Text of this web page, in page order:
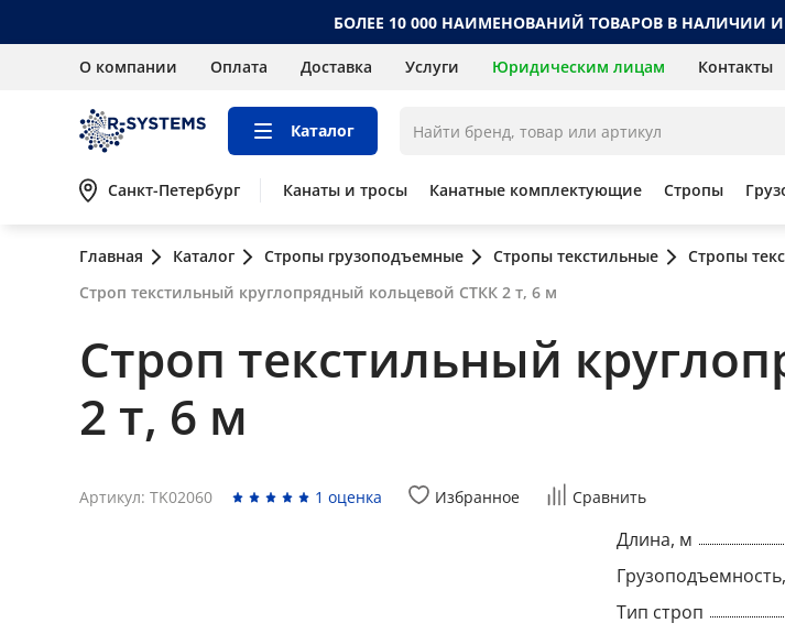
БОЛЕЕ 10 000 НАИМЕНОВАНИЙ ТОВАРОВ В НАЛИЧИИ
О компании Оплата Доставка Услуги Юридическим лицам Контакты
Каталог
Санкт-Петербург Канаты и тросы Канатные комплектующие Стропы
Главная Каталог Стропы грузоподъемные Стропы текстильные
Стропы
Строп текстильный круглопрядный кольцевой СТКК 2 т, 6 м
Строп текстильный
2 т, 6 м
Артикул: TK02060 1 оценка Избранное Сравнить
Длина, м
Тип строп